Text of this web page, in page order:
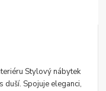
Stylový nábytek
duší. Spojuje eleganci,